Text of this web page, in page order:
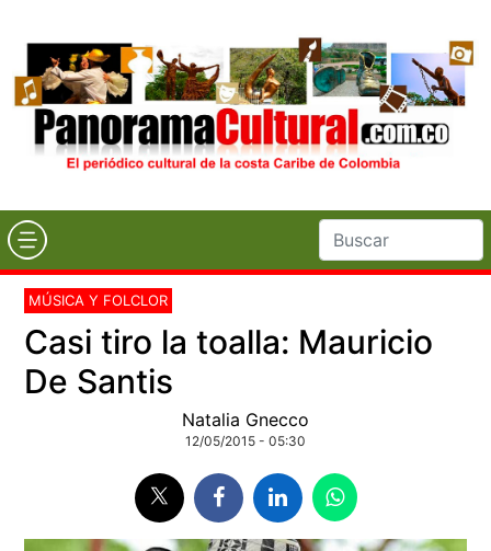
MÚSICA Y FOLCLOR
Casi tiro la toalla: Mauricio
De Santis
Natalia Gnecco
12/05/2015 - 05:30